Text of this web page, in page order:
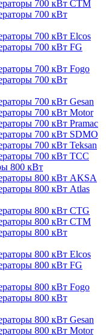
700 кВт CTM
700 кВт
700 кВт Elcos
700 кВт FG
700 кВт Fogo
700 кВт
700 кВт Gesan
700 кВт Motor
700 кВт Pramac
700 кВт SDMO
700 кВт Teksan
700 кВт ТСС
800 кВт
800 кВт AKSA
800 кВт Atlas
800 кВт CTG
800 кВт CTM
800 кВт
800 кВт Elcos
800 кВт FG
800 кВт Fogo
800 кВт
800 кВт Gesan
800 кВт Motor